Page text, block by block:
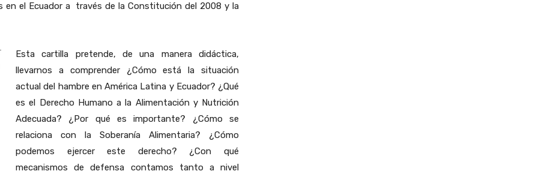
en el Ecuador a través de la Constitución del 2008 y la
Esta cartilla pretende, de una manera didáctica,
llevarnos a comprender ¿Cómo está la situación
actual del hambre en América Latina y Ecuador? ¿Qué
es el Derecho Humano a la Alimentación y Nutrición
Adecuada? ¿Por qué es importante? ¿Cómo se
relaciona con la Soberanía Alimentaria? ¿Cómo
podemos ejercer este derecho? ¿Con qué
mecanismos de defensa contamos tanto a nivel